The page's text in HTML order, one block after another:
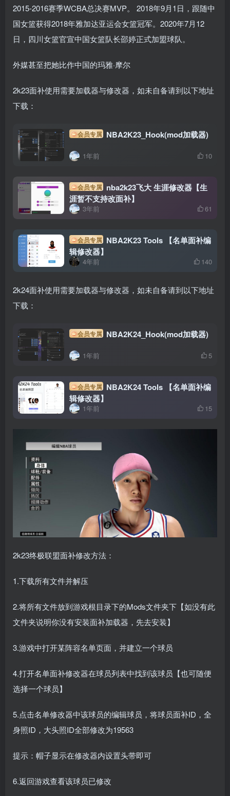
2015-2016赛季WCBA总决赛MVP。 2018年9月1日，跟随中
国女篮获得2018年雅加达亚运会女篮冠军。2020年7月12
日，四川女篮官宣中国女篮队长邵婷正式加盟球队。
外媒甚至把她比作中国的玛雅·摩尔
2k23面补使用需要加载器与修改器，如未自备请到以下地址
下载：
会员专属 NBA2K23_Hook(mod加载器)
1年前 10
会员专属 nba2k23飞大 生涯修改器【生
涯暂不支持改面补】
3年前 61
会员专属 NBA2K23 Tools 【名单面补编
辑修改器】
4年前 140
2k24面补使用需要加载器与修改器，如未自备请到以下地址
下载：
会员专属 NBA2K24_Hook(mod加载器)
1年前 5
会员专属 NBA2K24 Tools 【名单面补编
辑修改器】
1年前 15
2k23终极联盟面补修改方法：
1.下载所有文件并解压
2.将所有文件放到游戏根目录下的Mods文件夹下【如没有此
文件夹说明你没有安装面补加载器，先去安装】
3.游戏中打开某阵容名单页面，并建立一个球员
4.打开名单面补修改器在球员列表中找到该球员【也可随便
选择一个球员】
5.点击名单修改器中该球员的编辑球员，将球员面补ID，全
身照ID，大头照ID全部修改为19563
提示：帽子显示在修改器内设置头带即可
6.返回游戏查看该球员已修改